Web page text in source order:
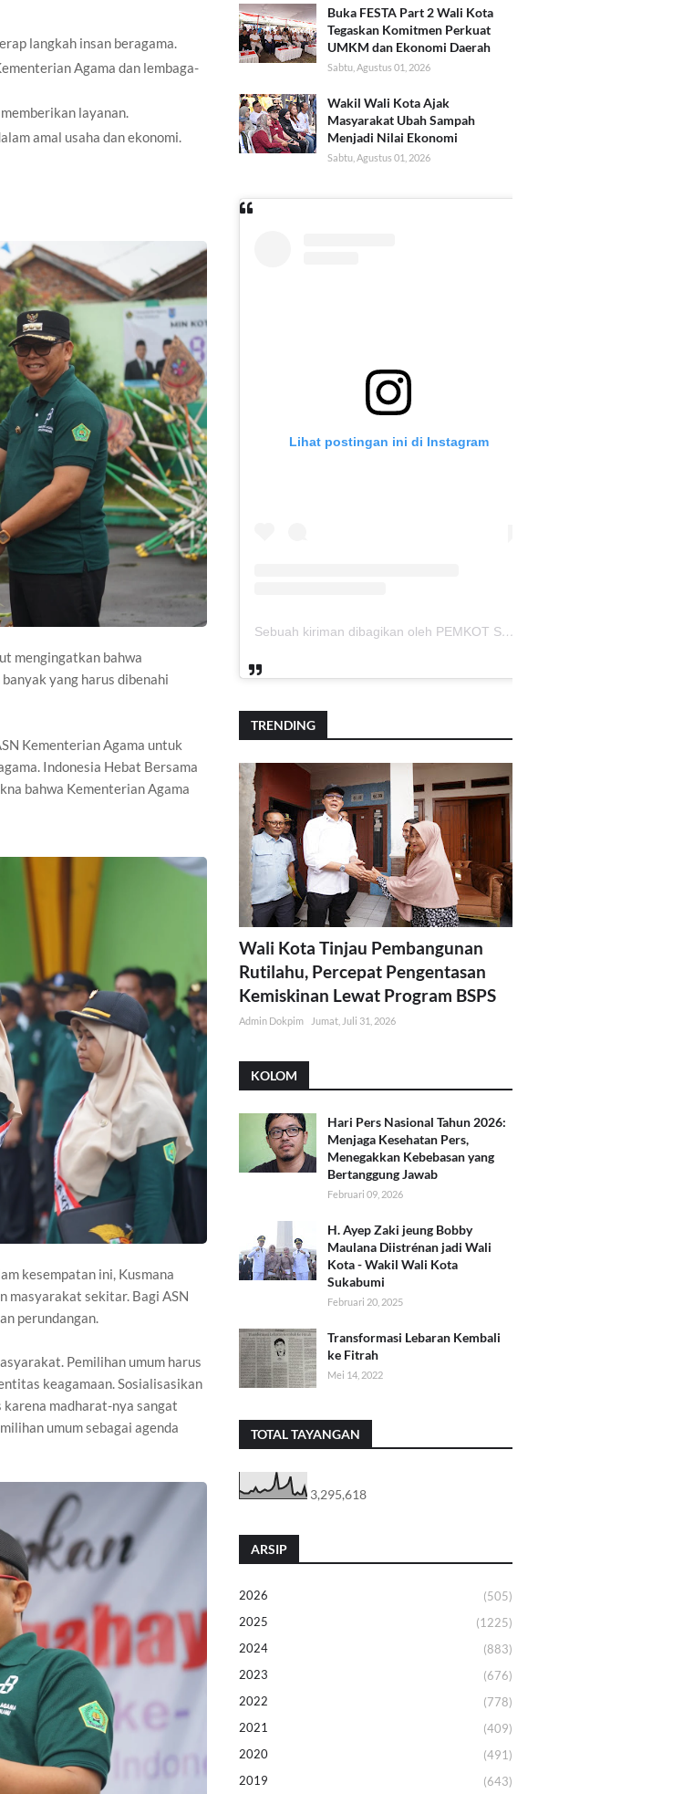
langkah insan beragama.
Agama dan lembaga-
layanan.
amal usaha dan ekonomi.
mengingatkan bahwa
yang harus dibenahi
Kementerian Agama untuk
Indonesia Hebat Bersama
bahwa Kementerian Agama
kesempatan ini, Kusmana
masyarakat sekitar. Bagi ASN
perundangan.
Pemilihan umum harus
keagamaan. Sosialisasikan
madharat-nya sangat
umum sebagai agenda
Buka FESTA Part 2 Wali Kota
Tegaskan Komitmen Perkuat
UMKM dan Ekonomi Daerah
Sabtu, Agustus 01, 2026
Wakil Wali Kota Ajak
Masyarakat Ubah Sampah
Menjadi Nilai Ekonomi
Sabtu, Agustus 01, 2026
Lihat postingan ini di Instagram
Sebuah kiriman dibagikan oleh PEMKOT SUKABUMI (@pemkotsukabumi_)
TRENDING
Wali Kota Tinjau Pembangunan
Rutilahu, Percepat Pengentasan
Kemiskinan Lewat Program BSPS
Admin Dokpim Jumat, Juli 31, 2026
KOLOM
Hari Pers Nasional Tahun 2026:
Menjaga Kesehatan Pers,
Menegakkan Kebebasan yang
Bertanggung Jawab
Februari 09, 2026
H. Ayep Zaki jeung Bobby
Maulana Diistrénan jadi Wali
Kota - Wakil Wali Kota
Sukabumi
Februari 20, 2025
Transformasi Lebaran Kembali
ke Fitrah
Mei 14, 2022
TOTAL TAYANGAN
3,295,618
ARSIP
2026
(505)
2025
(1225)
2024
(883)
2023
(676)
2022
(778)
2021
(409)
2020
(491)
2019
(643)